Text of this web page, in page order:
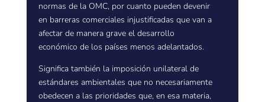
normas de la OMC, por cuanto pueden devenir
en barreras comerciales injustificadas que van a
afectar de manera grave el desarrollo
económico de los países menos adelantados.
Significa también la imposición unilateral de
estándares ambientales que no necesariamente
obedecen a las prioridades que, en esa materia,